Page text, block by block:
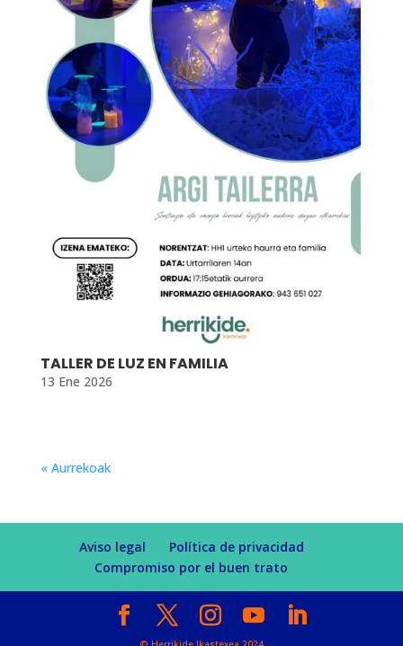
TALLER DE LUZ EN FAMILIA
13 Ene 2026
« Aurrekoak
Aviso legal
Política de privacidad
Compromiso por el buen trato